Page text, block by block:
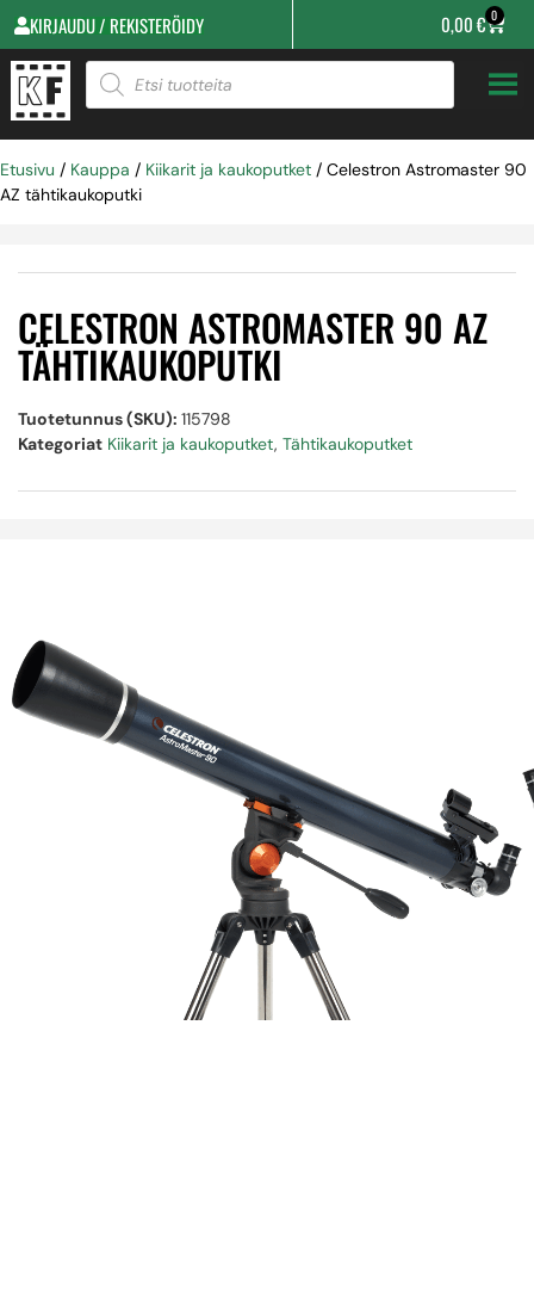
KIRJAUDU / REKISTERÖIDY 0,00€ 0
Etusivu / Kauppa / Kiikarit ja kaukoputket / Celestron Astromaster 90
AZ tähtikaukoputki
CELESTRON ASTROMASTER 90 AZ
TÄHTIKAUKOPUTKI
Tuotetunnus (SKU): 115798
Kategoriat Kiikarit ja kaukoputket, Tähtikaukoputket